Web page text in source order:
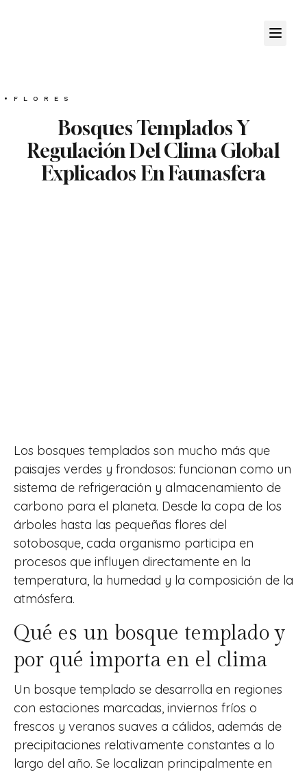
FLORES
Bosques Templados Y
Regulación Del Clima Global
Explicados En Faunasfera
Los bosques templados son mucho más que
paisajes verdes y frondosos: funcionan como un
sistema de refrigeración y almacenamiento de
carbono para el planeta. Desde la copa de los
árboles hasta las pequeñas flores del
sotobosque, cada organismo participa en
procesos que influyen directamente en la
temperatura, la humedad y la composición de la
atmósfera.
Qué es un bosque templado y
por qué importa en el clima
Un bosque templado se desarrolla en regiones
con estaciones marcadas, inviernos fríos o
frescos y veranos suaves a cálidos, además de
precipitaciones relativamente constantes a lo
largo del año. Se localizan principalmente en